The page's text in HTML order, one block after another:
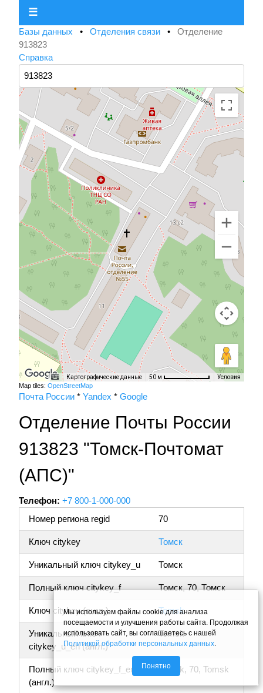
☰
Базы данных • Отделения связи • Отделение
913823
Справка
Картографические данные 50 м Условия
Map tiles: OpenStreetMap
Почта России * Yandex * Google
Отделение Почты России
913823 "Томск-Почтомат
(АПС)"
Телефон: +7 800-1-000-000
Номер региона regid
70
Ключ citykey Томск
Уникальный ключ citykey_u Томск
Полный ключ citykey_f Томск, 70, Томск
Ключ citykey (англ.) Tomsk
Уникальный ключ
citykey_u_en (англ.)
Tomsk
Полный ключ citykey_f_en
(англ.)
Tomsk, 70, Tomsk
Мы используем файлы cookie для анализа
посещаемости и улучшения работы сайта. Продолжая
использовать сайт, вы соглашаетесь с нашей
Политикой обработки персональных данных.
Понятно